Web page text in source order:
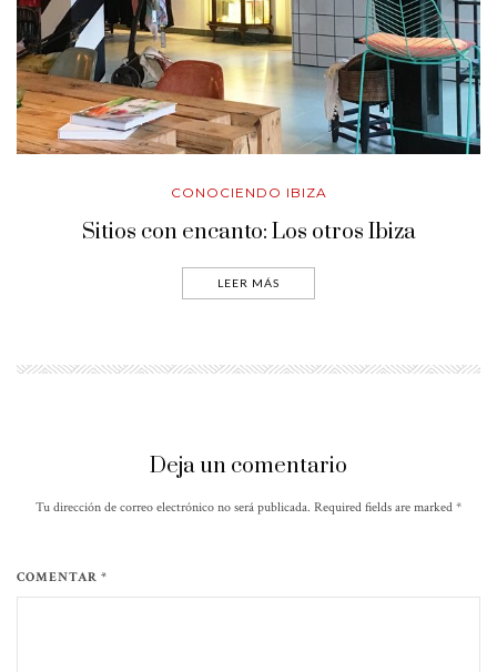
CONOCIENDO IBIZA
Sitios con encanto: Los otros Ibiza
LEER MÁS
Deja un comentario
Tu dirección de correo electrónico no será publicada. Required fields are marked *
COMENTAR *